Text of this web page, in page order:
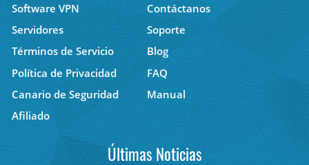
Software VPN
Contáctanos
Servidores
Soporte
Términos de Servicio
Blog
Política de Privacidad
FAQ
Canario de Seguridad
Manual
Afiliado
Últimas Noticias